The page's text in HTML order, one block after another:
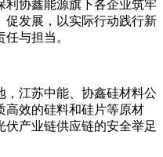
利协鑫能源旗下各企业筑牢
促发展，以实际行动践行新
与担当。
，江苏中能、协鑫硅材料公
高效的硅料和硅片等原材
产业链供应链的安全举足